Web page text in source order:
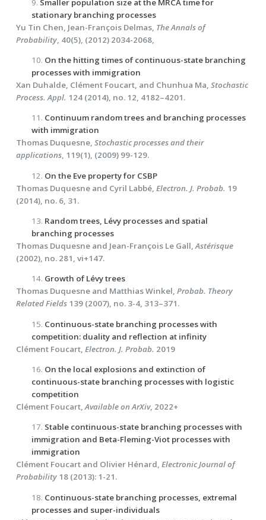
stationary branching processes
Yu Tin Chen, Jean-François Delmas, The Annals of
Probability, 40(5), (2012) 2034-2068,
10. On the hitting times of continuous-state branching
processes with immigration
Xan Duhalde, Clément Foucart, and Chunhua Ma, Stochastic
Process. Appl. 124 (2014), no. 12, 4182–4201.
11. Continuum random trees and branching processes
with immigration
Thomas Duquesne, Stochastic processes and their
applications, 119(1), (2009) 99-129.
12. On the Eve property for CSBP
Thomas Duquesne and Cyril Labbé, Electron. J. Probab. 19
(2014), no. 6, 31.
13. Random trees, Lévy processes and spatial
branching processes
Thomas Duquesne and Jean-François Le Gall,Astérisque
(2002), no. 281, vi+147.
14. Growth of Lévy trees
Thomas Duquesne and Matthias Winkel, Probab. Theory
Related Fields139 (2007), no. 3-4, 313–371.
15. Continuous-state branching processes with
competition: duality and reflection at infinity
Clément Foucart, Electron. J. Probab. 2019
16. On the local explosions and extinction of
continuous-state branching processes with logistic
competition
Clément Foucart,Available on ArXiv, 2022+
17. Stable continuous-state branching processes with
immigration and Beta-Fleming-Viot processes with
immigration
Clément Foucart and Olivier Hénard, Electronic Journal of
Probability18 (2013): 1-21.
18. Continuous-state branching processes, extremal
processes and super-individuals